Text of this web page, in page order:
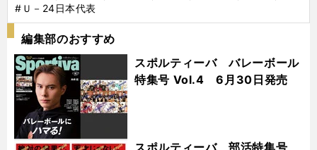
#Ｕ－24日本代表
編集部のおすすめ
スポルティーバ バレーボール
特集号 Vol.4 6月30日発売
スポルティーバ 部活特集号